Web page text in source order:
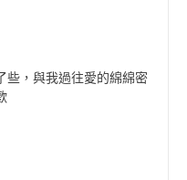
些，與我過往愛的綿綿密